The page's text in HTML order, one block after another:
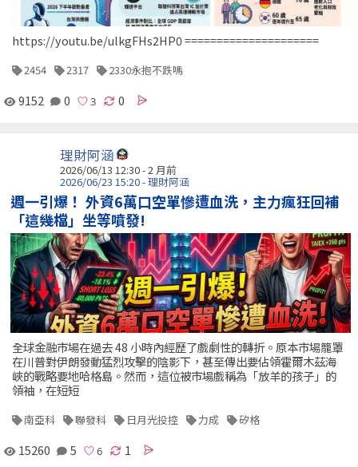
https://youtu.be/ulkgFHs2HP0 =====================
2454 2317 2330永抱不跌嗎
9152 0 0
理財阿涵
2026/06/13 12:30 - 2 月前
2026/06/23 15:20 - 理財阿涵
週一引爆！ 外資6萬口空單慘遭血洗，主力瘋狂回補
「這幾檔」坐等噴發!
全球金融市場在過去 48 小時內經歷了戲劇性的轉折。原本市場籠罩
在川普對伊朗發動猛烈攻擊的陰影下，甚至傳出要佔領霍爾木茲海
峽的戰略要地哈格島。然而，這位被市場戲稱為「放羊的孩子」的
領袖，在短短
南亞科 聯發科 日月光投控 力成 矽格
15260 5 1